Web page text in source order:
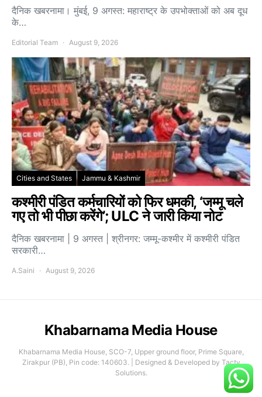
दैनिक खबरनामा। मुंबई, 9 अगस्त: महाराष्ट्र के उपभोक्ताओं को अब दूध
के…
Editorial Team August 9, 2026
Cities and States Jammu & Kashmir
कश्मीरी पंडित कर्मचारियों को फिर धमकी, ‘जम्मू चले
गए तो भी पीछा करेंगे’; ULC ने जारी किया नोट
दैनिक खबरनामा | 9 अगस्त | श्रीनगर: जम्मू-कश्मीर में कश्मीरी पंडित
सरकारी…
A.Saini August 9, 2026
Khabarnama Media House
Khabarnama Media House, SCO-7, Upper ground floor, Prime Square,
Zirakpur (PB), Pin code: 140603. | Designed & Developed by Tacty
Solutions.